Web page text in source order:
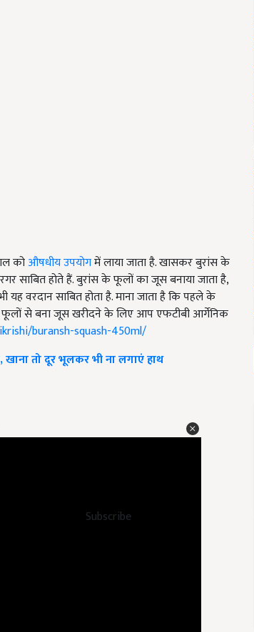
Subscribe
कोऔषधीय उपयोगमें लाया जाता है. खासकर बुरांस के
साबित होते हैं. बुरांस के फूलों का जूस बनाया जाता है,
वरदान साबित होता है. माना जाता है कि पहले के
फूलों से बना जूस खरीदने के लिए आप एफटीबी आर्गेनिक
buransh-squash-450ml/
तो दूर भूलकर भी ना लगाएं हाथ